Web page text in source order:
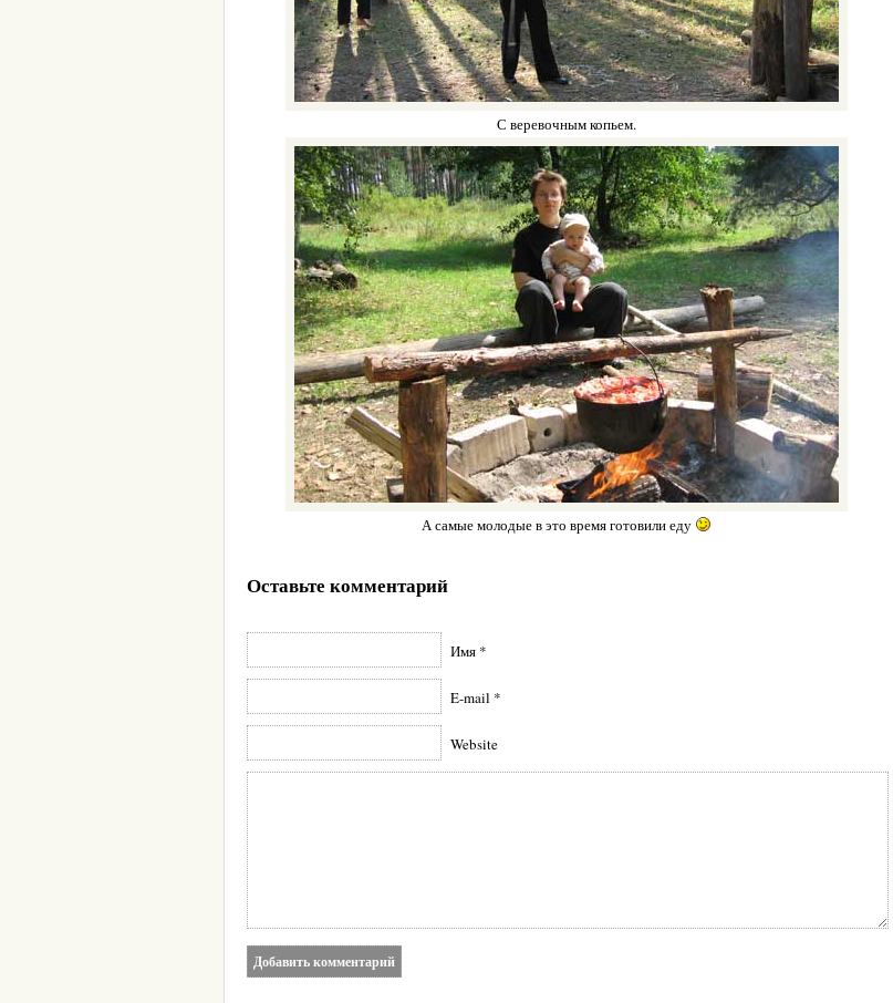
С веревочным копьем.
А самые молодые в это время готовили еду
Оставьте комментарий
Имя *
E-mail *
Website